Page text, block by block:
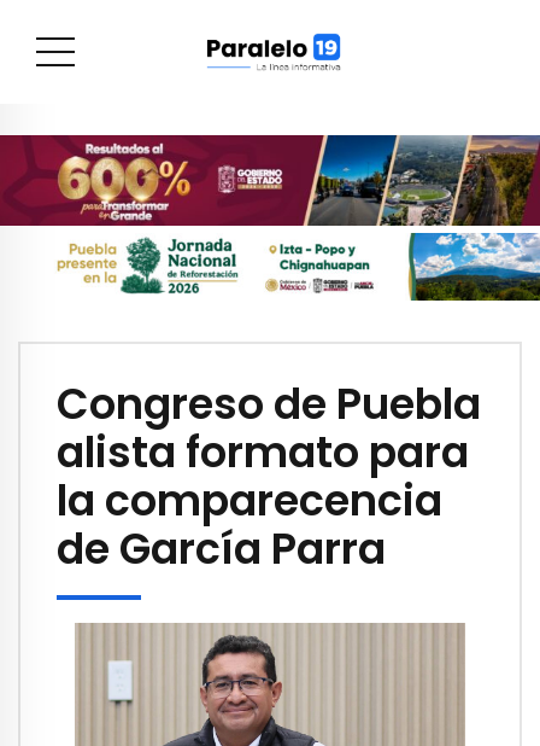
Congreso de Puebla
alista formato para
la comparecencia
de García Parra